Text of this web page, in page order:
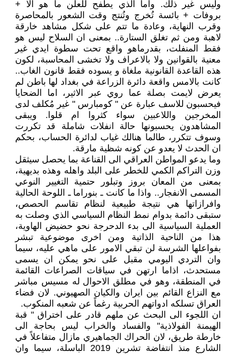
وليس غير ذلك. واما الذي يطفح للعلن ما هو الا +
بروفات + بائسة تُخرج وتُنتج وقت الشعور بالمحاصرة
وقرب النهاية، وعادة ما تتم على شكل مشاهد خارقة
لاهبة ومن ثم تغلق الستارة.. بمعنى ان السلاح ليس هو
فقط المنفلت، بقدرماهو واقع تحت سطوة ايدي غير
معنية بالقوانين ولا بالاعراف ولا تخشى المحاسبة، لكون
هذه القاعدة القانونية ملغاة و يسوده فقط قانون الغاب..
كانت بالامس واقعة دائرة الزراعة في بغداد لها باطن لم
يعرض لايمت بصلة عما روي عبر الاثير، اما الضحايا
فيحسبون للاسف عبارة عن " كومبارس " غير مُكلف لدى
المخرجين واللاعبين سواء كثروا ام قلوا. ويبقى
المشاهدون يحسبونها حالة انفلات شاملة قد تكررت
وسوف تتكرر، طالما هنالك غياب لدائرة الحساب، بحكم
ان الحدث لا يعدو عن كونه شظية مارقة.
وما يدعو المواطن العراقي الى القناعة بما يحصل سيثقل
وزن التراكم الكمي للخطر على البلد واهله وهذه بديهية،
بمعنى من المعان بروز وتبلور حتمية التغيير النوعي
المسمى الانفجار.. واذا ما كانت ـ بنوراما ـ اللوحة الحالية
وافرازاتها هي نتيجة طبيعية لنظام تقاسم الحصص،
ستبقى دائمة بدوام نمط النظام السياسي الذي وصلت به
العملية السياسية الى بدء الدحرجة نحو حضيض الهاوية،
هذا من الناحية الذاتية ومن اخرى موضوعية تبشر
بفواعلها الشرسة لن تبقي الامور على ماهي عليه، سيما
وان التردي اليومي مقبل على نحو يمكن ان يسمى
مستحدث، اذاما ارتهن في سياقات الصراعات القائمة
في المنطقة، وهو في مطلق الاحوال له مسيس مباشر
مع النزاع القائم بين ايران والكيان الصهيوني. لان فضاء
العراق تسلكه ادواتهم الحربية رغماً عن شعبه المنكوب.
ان اللجوء الى البحث عن ملهم قادر على اختراق " قبة
الهيمنة الفولاذية" والفساد والخراب ليس بحاجة الى
خارطة طريق، لان الحراك الجماهيري مازال متفاعلاً في
الشارع منذ انتفاضة تشرين 2019 الباسلة، سيما وان